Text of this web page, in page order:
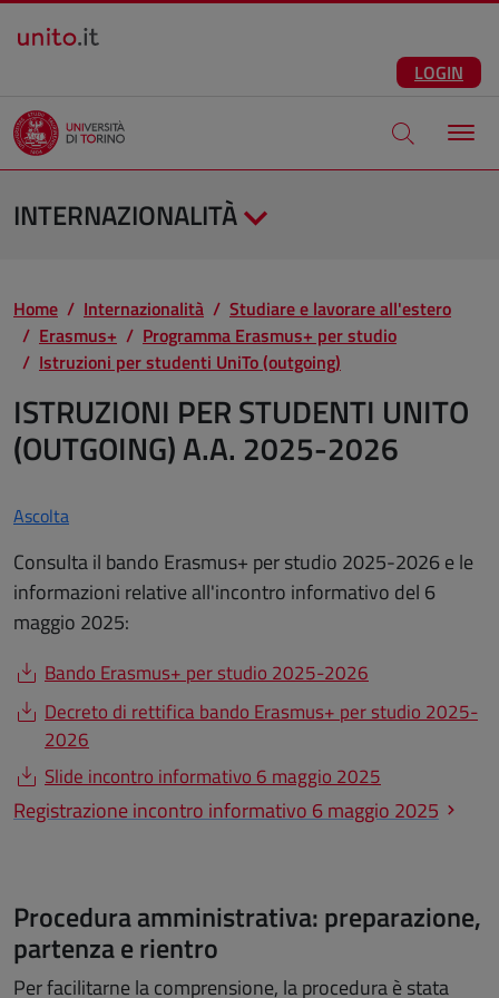
Salta al contenuto principale
LOGIN
Apri modale
INTERNAZIONALITÀ
Home Internazionalità
Studiare e lavorare all'estero
Erasmus+
Programma Erasmus+ per studio
Istruzioni per studenti UniTo (outgoing)
ISTRUZIONI PER STUDENTI UNITO
(OUTGOING) A.A. 2025-2026
Ascolta
Consulta il bando Erasmus+ per studio 2025-2026 e le
informazioni relative all'incontro informativo del 6
maggio 2025:
Bando Erasmus+ per studio 2025-2026
Decreto di rettifica bando Erasmus+ per studio 2025-
2026
Slide incontro informativo 6 maggio 2025
Registrazione incontro informativo 6 maggio 2025
Procedura amministrativa: preparazione,
partenza e rientro
Per facilitarne la comprensione, la procedura è stata